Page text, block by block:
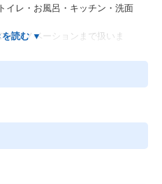
イレ・お風呂・キッチン・洗面
ルリノベーションまで扱いま
排水衛生設備、空調換気設備
実績を残しています。
扱います。